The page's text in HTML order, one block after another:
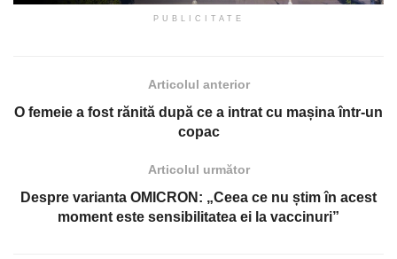
PUBLICITATE
Articolul anterior
O femeie a fost rănită după ce a intrat cu mașina într-un
copac
Articolul următor
Despre varianta OMICRON: „Ceea ce nu știm în acest
moment este sensibilitatea ei la vaccinuri”